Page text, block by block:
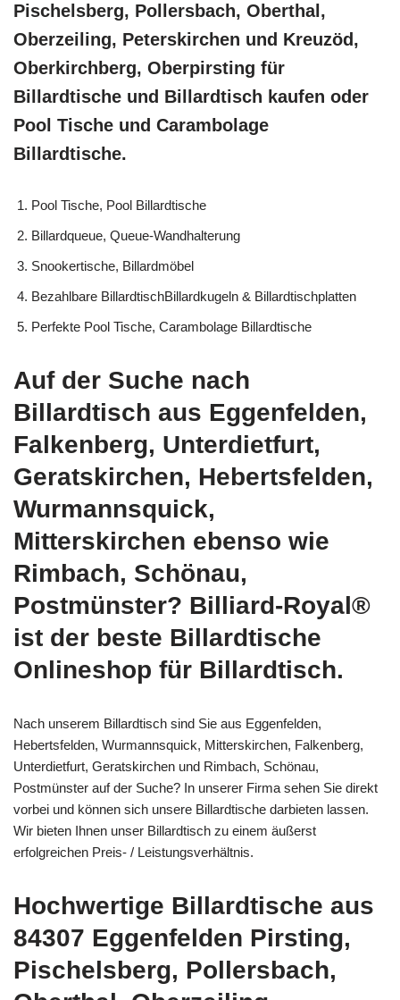
Pischelsberg, Pollersbach, Oberthal,
Oberzeiling, Peterskirchen und Kreuzöd,
Oberkirchberg, Oberpirsting für
Billardtische und Billardtisch kaufen oder
Pool Tische und Carambolage
Billardtische.
Pool Tische, Pool Billardtische
Billardqueue, Queue-Wandhalterung
Snookertische, Billardmöbel
Bezahlbare BillardtischBillardkugeln & Billardtischplatten
Perfekte Pool Tische, Carambolage Billardtische
Auf der Suche nach
Billardtisch aus Eggenfelden,
Falkenberg, Unterdietfurt,
Geratskirchen, Hebertsfelden,
Wurmannsquick,
Mitterskirchen ebenso wie
Rimbach, Schönau,
Postmünster? Billiard-Royal®
ist der beste Billardtische
Onlineshop für Billardtisch.
Nach unserem Billardtisch sind Sie aus Eggenfelden,
Hebertsfelden, Wurmannsquick, Mitterskirchen, Falkenberg,
Unterdietfurt, Geratskirchen und Rimbach, Schönau,
Postmünster auf der Suche? In unserer Firma sehen Sie direkt
vorbei und können sich unsere Billardtische darbieten lassen.
Wir bieten Ihnen unser Billardtisch zu einem äußerst
erfolgreichen Preis- / Leistungsverhältnis.
Hochwertige Billardtische aus
84307 Eggenfelden Pirsting,
Pischelsberg, Pollersbach,